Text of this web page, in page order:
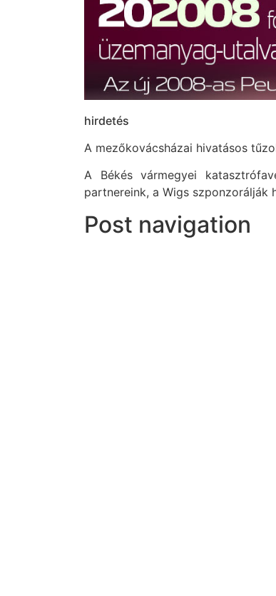
hirdetés
A mezőkovácsházai hivatásos
A Békés vármegyei
partnereink, a Wigs
Post navigation